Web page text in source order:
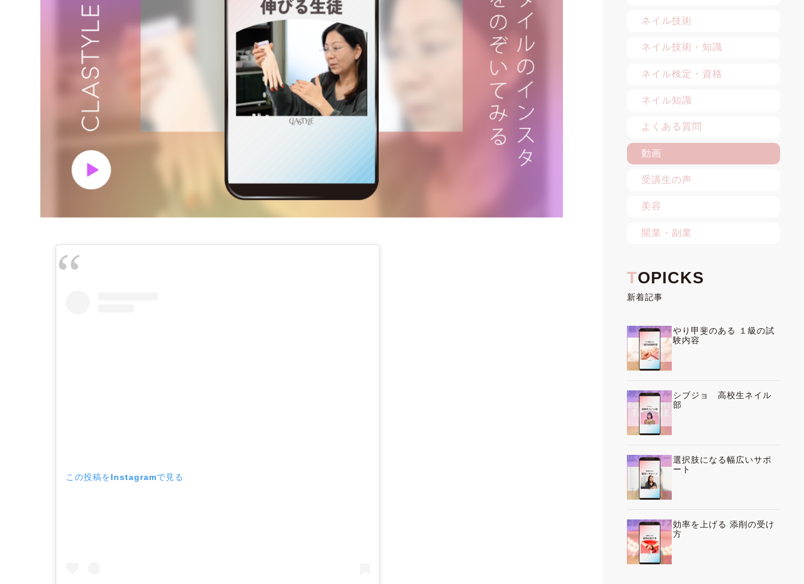
この投稿をInstagramで見る
ネイル技術
ネイル技術・知識
ネイル検定・資格
ネイル知識
よくある質問
動画
受講生の声
美容
開業・副業
新着記事
やり甲斐のある １級の試
験内容
シブジョ 高校生ネイル
部
選択肢になる幅広いサポ
ート
効率を上げる 添削の受け
方